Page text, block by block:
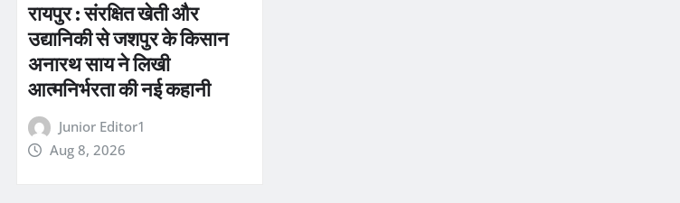
रायपुर : संरक्षित खेती और
उद्यानिकी से जशपुर के किसान
अनारथ साय ने लिखी
आत्मनिर्भरता की नई कहानी
Junior Editor1
Aug 8, 2026